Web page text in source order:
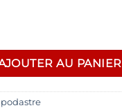
UKE
AU PANIER